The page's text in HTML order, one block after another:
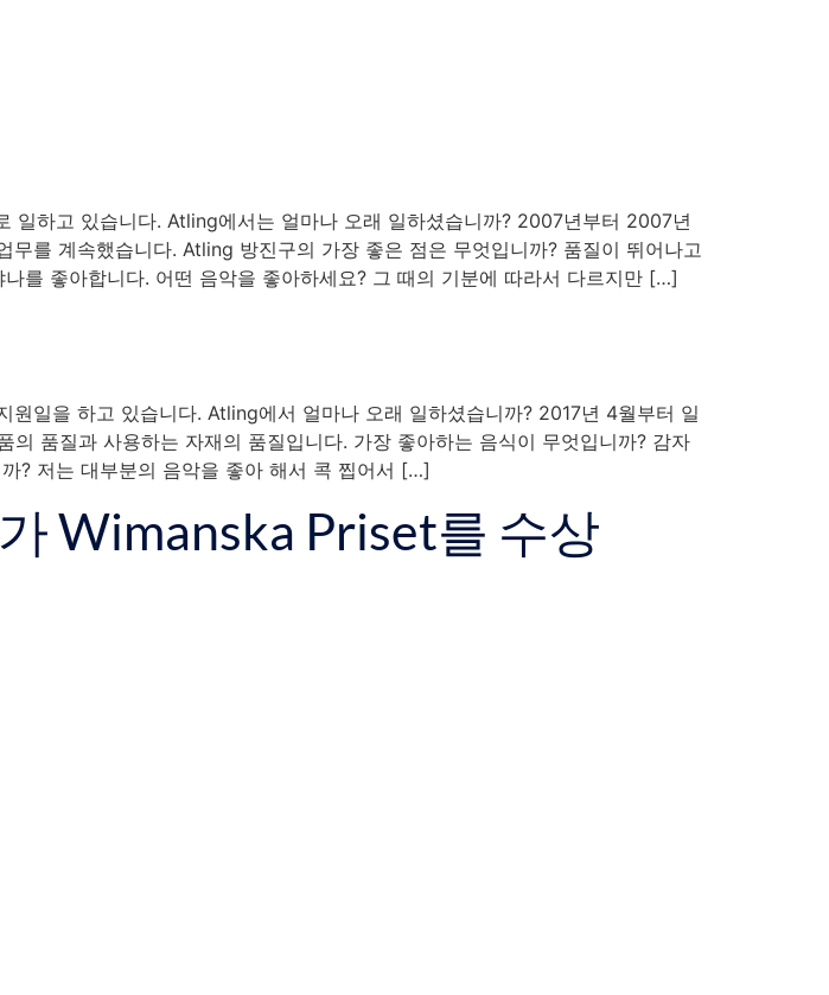
하고 있습니다. Atling에서는 얼마나 오래 일하셨습니까? 2007년부터 2007년
를 계속했습니다. Atling 방진구의 가장 좋은 점은 무엇입니까? 품질이 뛰어나고
를 좋아합니다. 어떤 음악을 좋아하세요? 그 때의 기분에 따라서 다르지만 […]
일을 하고 있습니다. Atling에서 얼마나 오래 일하셨습니까? 2017년 4월부터 일
품질과 사용하는 자재의 품질입니다. 가장 좋아하는 음식이 무엇입니까? 감자
? 저는 대부분의 음악을 좋아 해서 콕 찝어서 […]
Wimanska Priset를 수상